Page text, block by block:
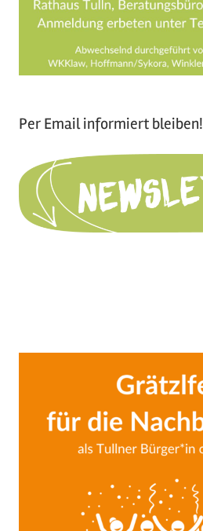
Per Email informiert bleiben!